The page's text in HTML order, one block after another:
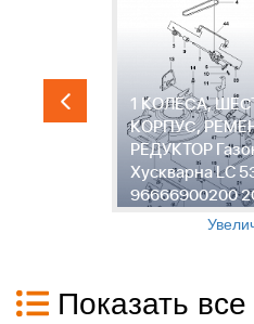
1 КОЛЕСА,
КОРПУС,
РЕДУКТОР
Хускварна LC
96666900200
Показать